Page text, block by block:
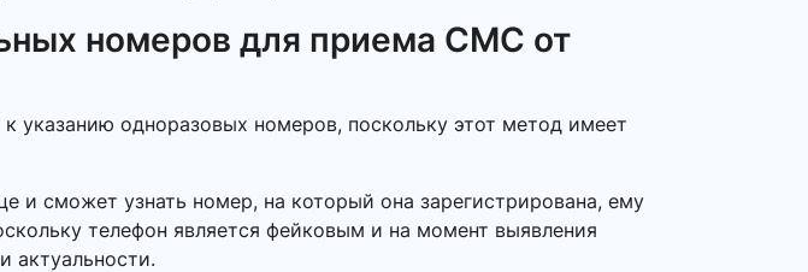
номеров для приема СМС от
указанию одноразовых номеров, поскольку этот метод имеет
и сможет узнать номер, на который она зарегистрирована, ему
телефон является фейковым и на момент выявления
актуальности.